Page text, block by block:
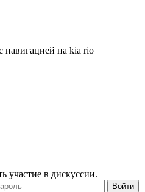
на kia rio
участие в дискуссии.
Войти